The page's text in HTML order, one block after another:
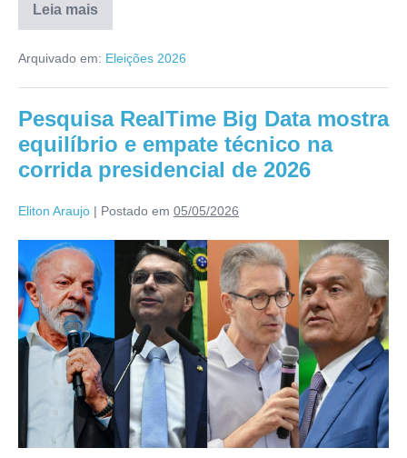
Leia mais
Arquivado em: Eleições 2026
Pesquisa RealTime Big Data mostra
equilíbrio e empate técnico na
corrida presidencial de 2026
Eliton Araujo | Postado em 05/05/2026